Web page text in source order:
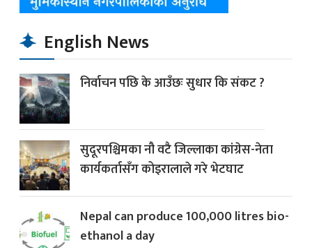
English News
निर्वाचन पछि के आउँछः सुधार कि संकट ?
सुदूरपश्चिमका नौ वटै जिल्लाका कांग्रेस-नेता
कार्यकर्तासँग कोइरालाले गरे भेटघाट
Nepal can produce 100,000 litres bio-
ethanol a day